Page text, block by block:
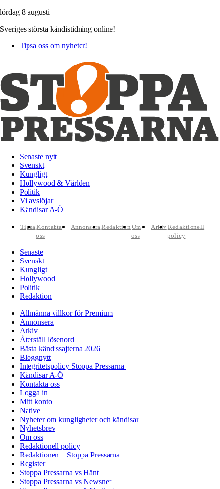
lördag 8 augusti
Sveriges största kändistidning online!
Tipsa oss om nyheter!
Senaste nytt
Svenskt
Kungligt
Hollywood & Världen
Politik
Vi avslöjar
Kändisar A-Ö
TipsaKontakta
oss
AnnonseraRedaktion Om
oss
Arkiv Redaktionell
policy
Senaste
Svenskt
Kungligt
Hollywood
Politik
Redaktion
Allmänna villkor för Premium
Annonsera
Arkiv
Återställ lösenord
Bästa kändissajterna 2026
Bloggnytt
Integritetspolicy Stoppa Pressarna
Kändisar A-Ö
Kontakta oss
Logga in
Mitt konto
Native
Nyheter om kungligheter och kändisar
Nyhetsbrev
Om oss
Redaktionell policy
Redaktionen – Stoppa Pressarna
Register
Stoppa Pressarna vs Hänt
Stoppa Pressarna vs Newsner